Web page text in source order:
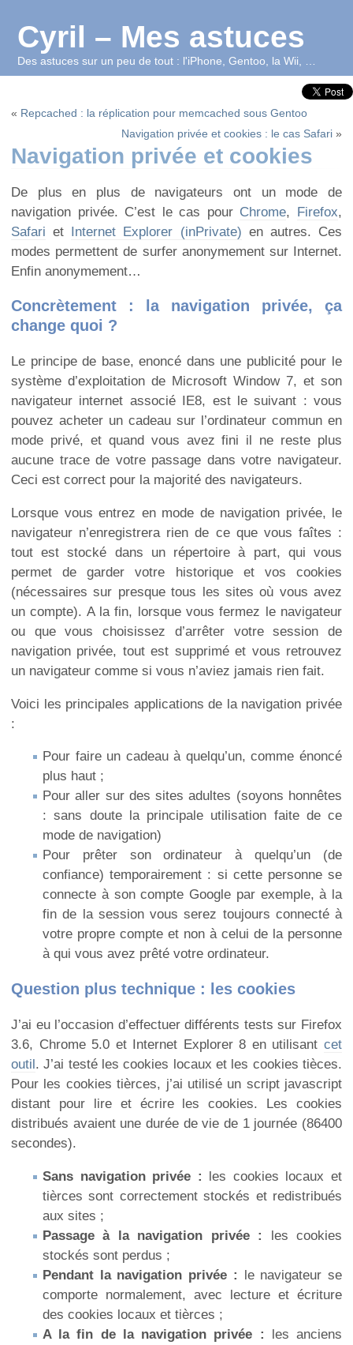
Cyril – Mes astuces
Des astuces sur un peu de tout : l'iPhone, Gentoo, la Wii, …
« Repcached : la réplication pour memcached sous Gentoo
Navigation privée et cookies : le cas Safari »
Navigation privée et cookies
De plus en plus de navigateurs ont un mode de
navigation privée. C’est le cas pour Chrome, Firefox,
Safari et Internet Explorer (inPrivate) en autres. Ces
modes permettent de surfer anonymement sur Internet.
Enfin anonymement…
Concrètement : la navigation privée, ça
change quoi ?
Le principe de base, enoncé dans une publicité pour le
système d’exploitation de Microsoft Window 7, et son
navigateur internet associé IE8, est le suivant : vous
pouvez acheter un cadeau sur l’ordinateur commun en
mode privé, et quand vous avez fini il ne reste plus
aucune trace de votre passage dans votre navigateur.
Ceci est correct pour la majorité des navigateurs.
Lorsque vous entrez en mode de navigation privée, le
navigateur n’enregistrera rien de ce que vous faîtes :
tout est stocké dans un répertoire à part, qui vous
permet de garder votre historique et vos cookies
(nécessaires sur presque tous les sites où vous avez
un compte). A la fin, lorsque vous fermez le navigateur
ou que vous choisissez d’arrêter votre session de
navigation privée, tout est supprimé et vous retrouvez
un navigateur comme si vous n’aviez jamais rien fait.
Voici les principales applications de la navigation privée
:
Pour faire un cadeau à quelqu’un, comme énoncé
plus haut ;
Pour aller sur des sites adultes (soyons honnêtes
: sans doute la principale utilisation faite de ce
mode de navigation)
Pour prêter son ordinateur à quelqu’un (de
confiance) temporairement : si cette personne se
connecte à son compte Google par exemple, à la
fin de la session vous serez toujours connecté à
votre propre compte et non à celui de la personne
à qui vous avez prêté votre ordinateur.
Question plus technique : les cookies
J’ai eu l’occasion d’effectuer différents tests sur Firefox
3.6, Chrome 5.0 et Internet Explorer 8 en utilisant cet
outil. J’ai testé les cookies locaux et les cookies tièces.
Pour les cookies tièrces, j’ai utilisé un script javascript
distant pour lire et écrire les cookies. Les cookies
distribués avaient une durée de vie de 1 journée (86400
secondes).
Sans navigation privée : les cookies locaux et
tièrces sont correctement stockés et redistribués
aux sites ;
Passage à la navigation privée :
les cookies
stockés sont perdus ;
Pendant la navigation privée : le navigateur se
comporte normalement, avec lecture et écriture
des cookies locaux et tièrces ;
A la fin de la navigation privée : les anciens